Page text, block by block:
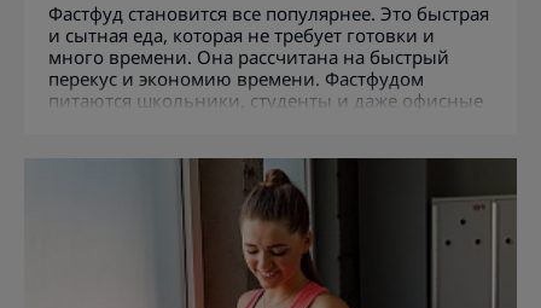
Фастфуд становится все популярнее. Это быстрая
и сытная еда, которая не требует готовки и
много времени. Она рассчитана на быстрый
перекус и экономию времени. Фастфудом
питаются школьники, студенты и даже офисные
задумывается о том, какой риск таит в себе такая
еда. Насколько фастфуд вреден для здоровья?
Какие полезные аналоги можно ему найти?
Почему стоит отказаться от быстрой еды – в этой